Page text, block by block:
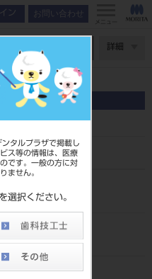
タルプラザで掲載し
ス等の情報は、医療
です。一般の方に対
ません。
選択ください。
ン お問い合わせ
メニュー
詳細
1.3mL
202430437
JAN/EANコード
標準価格